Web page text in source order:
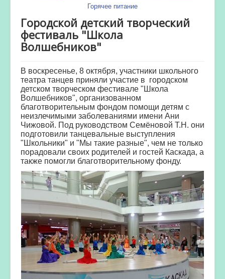
Горячее питание
Городской детский творческий
фестиваль "Школа
Волшебников"
В воскресенье, 8 октября, участники школьного
театра танцев приняли участие в городском
детском творческом фестивале "Школа
Волшебников", организованном
благотворительным фондом помощи детям с
неизлечимыми заболеваниями имени Ани
Чижовой. Под руководством Семёновой Т.Н. они
подготовили танцевальные выступления
"Школьники" и "Мы такие разные", чем не только
порадовали своих родителей и гостей Каскада, а
также помогли благотворительному фонду.